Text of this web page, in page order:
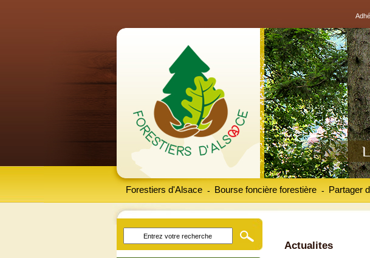
Forestiers d'Alsace Bourse foncière forestière
- Partager
-
Actualites